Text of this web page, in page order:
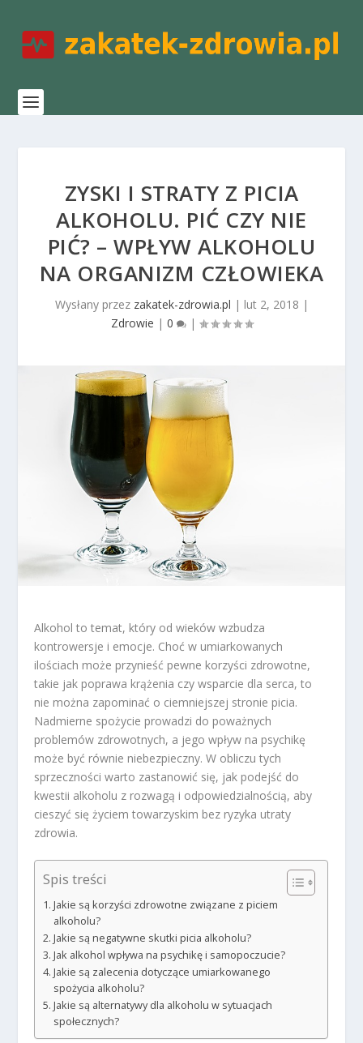
ZYSKI I STRATY Z PICIA
ALKOHOLU. PIĆ CZY NIE
PIĆ? – WPŁYW ALKOHOLU
NA ORGANIZM CZŁOWIEKA
Wysłany przez zakatek-zdrowia.pl | lut 2, 2018 |
Zdrowie | 0 |
Alkohol to temat, który od wieków wzbudza
kontrowersje i emocje. Choć w umiarkowanych
ilościach może przynieść pewne korzyści zdrowotne,
takie jak poprawa krążenia czy wsparcie dla serca, to
nie można zapominać o ciemniejszej stronie picia.
Nadmierne spożycie prowadzi do poważnych
problemów zdrowotnych, a jego wpływ na psychikę
może być równie niebezpieczny. W obliczu tych
sprzeczności warto zastanowić się, jak podejść do
kwestii alkoholu z rozwagą i odpowiedzialnością, aby
cieszyć się życiem towarzyskim bez ryzyka utraty
zdrowia.
Spis treści
Jakie są korzyści zdrowotne związane z piciem
alkoholu?
Jakie są negatywne skutki picia alkoholu?
Jak alkohol wpływa na psychikę i samopoczucie?
Jakie są zalecenia dotyczące umiarkowanego
spożycia alkoholu?
Jakie są alternatywy dla alkoholu w sytuacjach
społecznych?